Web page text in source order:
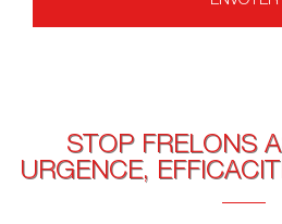
STOP FRELONS
URGENCE,